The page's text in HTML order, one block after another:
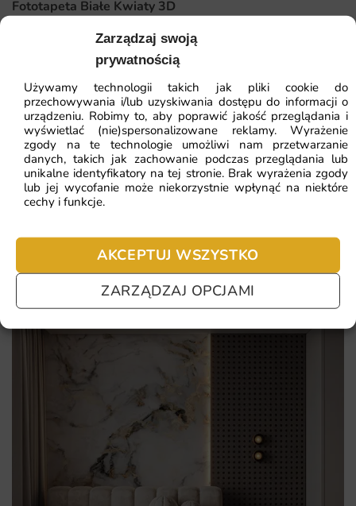
Zarządzaj swoją
prywatnością
Używamy technologii takich jak pliki cookie do
przechowywania i/lub uzyskiwania dostępu do informacji o
urządzeniu. Robimy to, aby poprawić jakość przeglądania i
wyświetlać (nie)spersonalizowane reklamy. Wyrażenie
zgody na te technologie umożliwi nam przetwarzanie
danych, takich jak zachowanie podczas przeglądania lub
unikalne identyfikatory na tej stronie. Brak wyrażenia zgody
lub jej wycofanie może niekorzystnie wpłynąć na niektóre
cechy i funkcje.
AKCEPTUJ WSZYSTKO
ZARZĄDZAJ OPCJAMI
gruntownego remontu. Oto najważniejsze atuty, dla
których warto ją wybrać:
Trwałe pigmenty odporne na blaknięcie nawet w
nasłonecznionych wnętrzach.
Ekspresowa realizacja i wysyłka kurierem w ciągu kilku dni
roboczych.
Konsultacja telefoniczna z doradcą przed złożeniem
zamówienia.
Fototapeta Białe Kwiaty 3D
64.51zł
ZOBACZ WSZYSTKIE
Najczęściej zadawane pytania
nie chcesz czekać – sprawdź najczęściej zadawane pytania.